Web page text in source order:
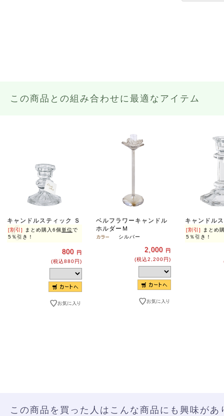
この商品との組み合わせに最適なアイテム
キャンドルスティック Ｓ
[割引] まとめ購入6個 単位で
5％引き！
800 円
(税込880円)
ベルフラワーキャンドル
ホルダーＭ
シルバー
2,000 円
(税込2,200円)
キャンドル
[割引]
まとめ
5％引き！
この商品を買った人はこんな商品にも興味があ